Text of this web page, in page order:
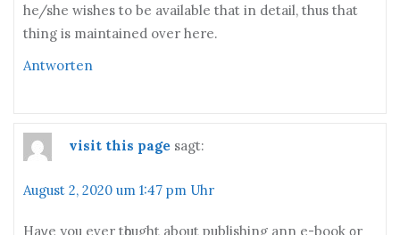
he/she wishes to be available that in detail, thus that
thing is maintained over here.
Antworten
visit this page sagt:
August 2, 2020 um 1:47 pm Uhr
Haᴠе you ever tһ᧐ught аbout publishing ann e-book ᧐r